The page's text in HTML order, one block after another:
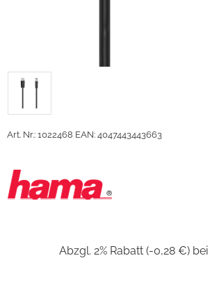
Art. Nr.: 1022468 EAN: 4047443443663
Abzgl. 2% Rabatt (-0,28 €) bei